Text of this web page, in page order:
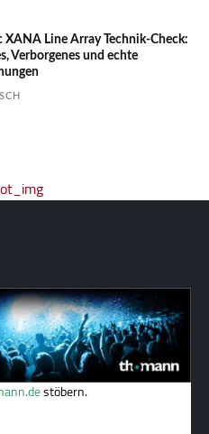
XANA Line Array Technik-Check:
Verborgenes und echte
stöbern.